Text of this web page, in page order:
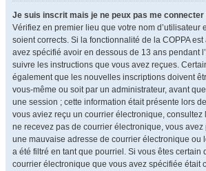
Je suis inscrit mais je ne peux pas me connecter
Vérifiez en premier lieu que votre nom d’utilisateur
soient corrects. Si la fonctionnalité de la COPPA
avez spécifié avoir en dessous de 13 ans pendant
suivre les instructions que vous avez reçues.
également que les nouvelles inscriptions doivent
vous-même ou soit par un administrateur, avant
une session ; cette information était présente lors
vous aviez reçu un courrier électronique, consultez
ne recevez pas de courrier électronique, vous
une mauvaise adresse de courrier électronique ou
a été filtré en tant que pourriel. Si vous êtes certain
courrier électronique que vous avez spécifiée était